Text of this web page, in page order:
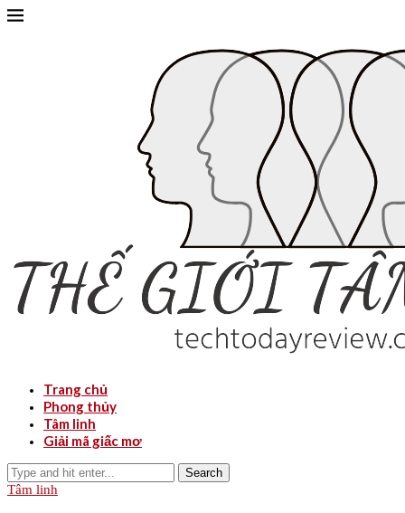
Trang chủ
Phong thủy
Tâm linh
Giải mã giấc mơ
Search
Tâm linh